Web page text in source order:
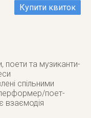
Купити квиток
та музиканти-
спільними
поет-
взаємодія